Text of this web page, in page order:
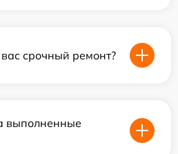
срочный ремонт?
выполненные